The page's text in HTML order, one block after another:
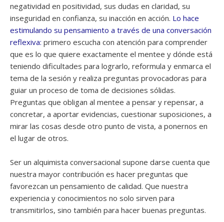
negatividad en positividad, sus dudas en claridad, su
inseguridad en confianza, su inacción en acción. Lo hace
estimulando su pensamiento a través de una conversación
reflexiva: primero escucha con atención para comprender
que es lo que quiere exactamente el mentee y dónde está
teniendo dificultades para lograrlo, reformula y enmarca el
tema de la sesión y realiza preguntas provocadoras para
guiar un proceso de toma de decisiones sólidas.
Preguntas que obligan al mentee a pensar y repensar, a
concretar, a aportar evidencias, cuestionar suposiciones, a
mirar las cosas desde otro punto de vista, a ponernos en
el lugar de otros.
Ser un alquimista conversacional supone darse cuenta que
nuestra mayor contribución es hacer preguntas que
favorezcan un pensamiento de calidad. Que nuestra
experiencia y conocimientos no solo sirven para
transmitirlos, sino también para hacer buenas preguntas.